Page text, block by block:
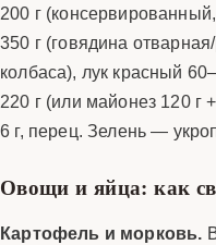
200 г
350 г (говядина
колбаса), лук красный
220 г (или майонез 120 г
6 г, перец. Зелень —
Овощи и яйца: как
Картофель и морковь.